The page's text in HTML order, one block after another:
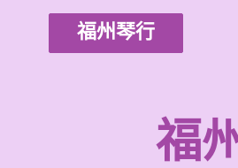
福州琴行
福